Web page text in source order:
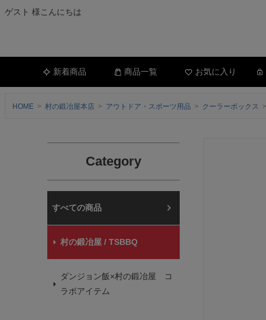
ゲスト 様こんにちは
新着商品 商品一覧 お気に入り
HOME 村の鍛冶屋本店 アウトドア・スポーツ用品 クーラーボックス
Category
村の鍛冶屋本店
村の鍛冶屋 / TSBBQ
ダンジョン飯×村の鍛冶屋 コ
ラボアイテム